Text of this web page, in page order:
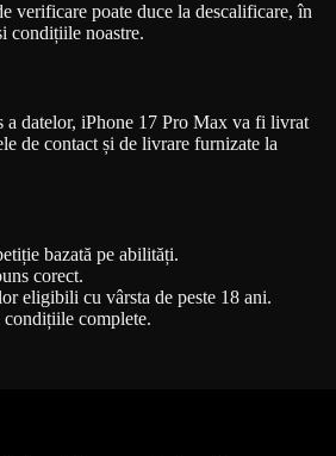
verificare poate duce la descalificare, în
condițiile noastre.
a datelor, iPhone 17 Pro Max va fi livrat
de contact și de livrare furnizate la
bazată pe abilități.
corect.
eligibili cu vârsta de peste 18 ani.
condițiile complete.